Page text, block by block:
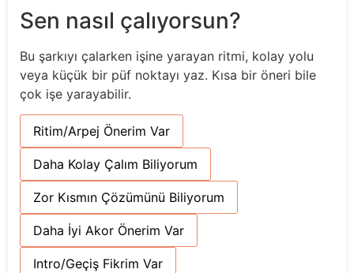
Sen nasıl çalıyorsun?
Bu şarkıyı çalarken işine yarayan ritmi, kolay yolu
veya küçük bir püf noktayı yaz. Kısa bir öneri bile
çok işe yarayabilir.
Ritim/Arpej Önerim Var
Daha Kolay Çalım Biliyorum
Zor Kısmın Çözümünü Biliyorum
Daha İyi Akor Önerim Var
Intro/Geçiş Fikrim Var